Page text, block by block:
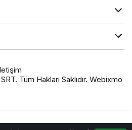
Tüm Hakları Saklıdır. Webixmo